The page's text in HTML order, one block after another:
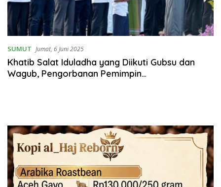
SUMUT Jumat, 6 Juni 2025
Khatib Salat Iduladha yang Diikuti Gubsu dan
Wagub, Pengorbanan Pemimpin